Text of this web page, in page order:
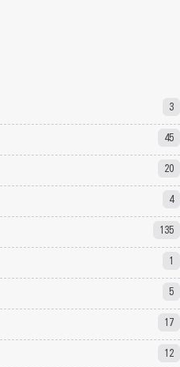
3
45
20
4
135
1
5
17
12